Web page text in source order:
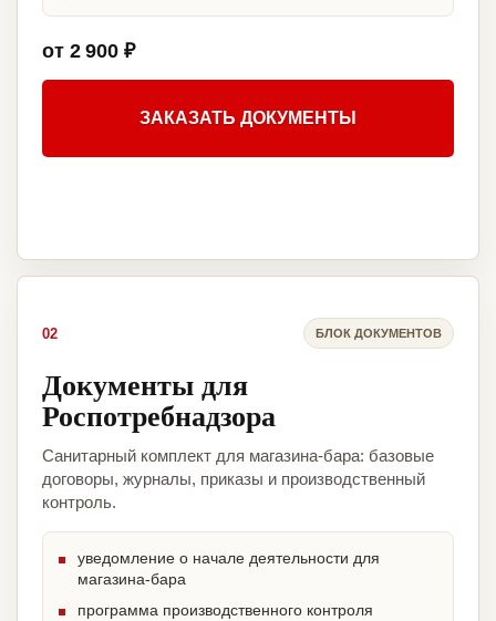
от 2 900 ₽
ЗАКАЗАТЬ ДОКУМЕНТЫ
02 БЛОК ДОКУМЕНТОВ
Документы для
Роспотребнадзора
Санитарный комплект для магазина-бара: базовые
договоры, журналы, приказы и производственный
контроль.
уведомление о начале деятельности для
магазина-бара
программа производственного контроля